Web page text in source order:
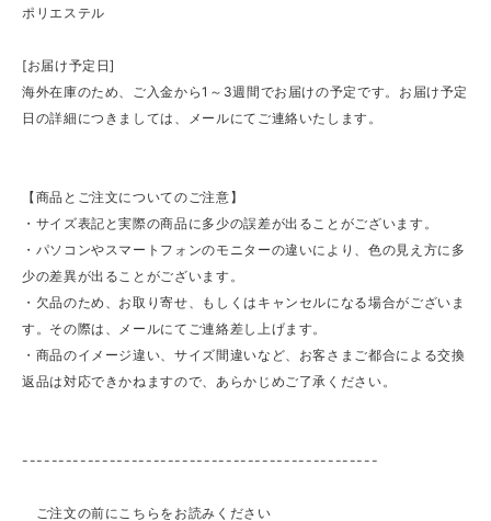
ポリエステル
[お届け予定日]
海外在庫のため、ご入金から1～3週間でお届けの予定です。お届け予定
日の詳細につきましては、メールにてご連絡いたします。
【商品とご注文についてのご注意】
・サイズ表記と実際の商品に多少の誤差が出ることがございます。
・パソコンやスマートフォンのモニターの違いにより、色の見え方に多
少の差異が出ることがございます。
・欠品のため、お取り寄せ、もしくはキャンセルになる場合がございま
す。その際は、メールにてご連絡差し上げます。
・商品のイメージ違い、サイズ間違いなど、お客さまご都合による交換
返品は対応できかねますので、あらかじめご了承ください。
-------------------------------------------------
ご注文の前にこちらをお読みください